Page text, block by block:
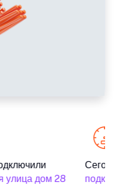
улица дом 28